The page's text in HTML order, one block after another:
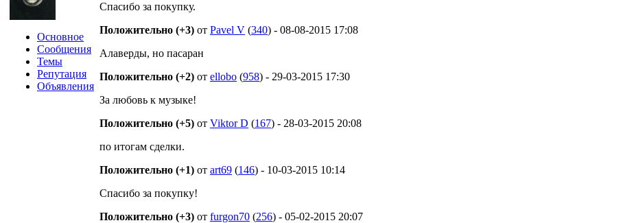
Основное
Сообщения
Темы
Репутация
Объявления
Спасибо за покупку.
Положительно (+3) от Pavel V (340) - 08-08-2015 17:08
Алаверды, но пасаран
Положительно (+2) от ellobo (958) - 29-03-2015 17:30
За любовь к музыке!
Положительно (+5) от Viktor D (167) - 28-03-2015 20:08
по итогам сделки.
Положительно (+1) от art69 (146) - 10-03-2015 10:14
Спасибо за покупку!
Положительно (+3) от furgon70 (256) - 05-02-2015 20:07